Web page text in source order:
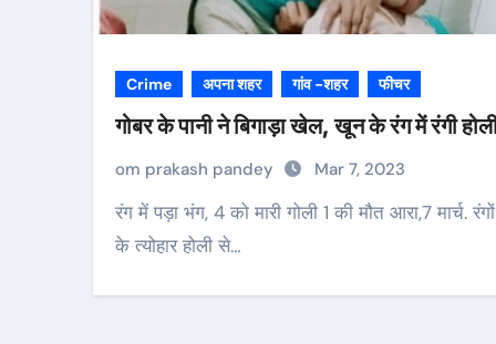
Crime अपना शहर गांव -शहर फीचर
गोबर के पानी ने बिगाड़ा खेल, खून के रंग में रंगी
om prakash pandey Mar 7, 2023
रंग में पड़ा भंग, 4 को मारी गोली 1 की मौत आरा,7 मार्च. रंगों
के त्योहार होली से…